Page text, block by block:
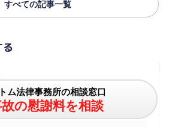
すべての記事一覧
ム法律事務所の相談窓口
の慰謝料を相談